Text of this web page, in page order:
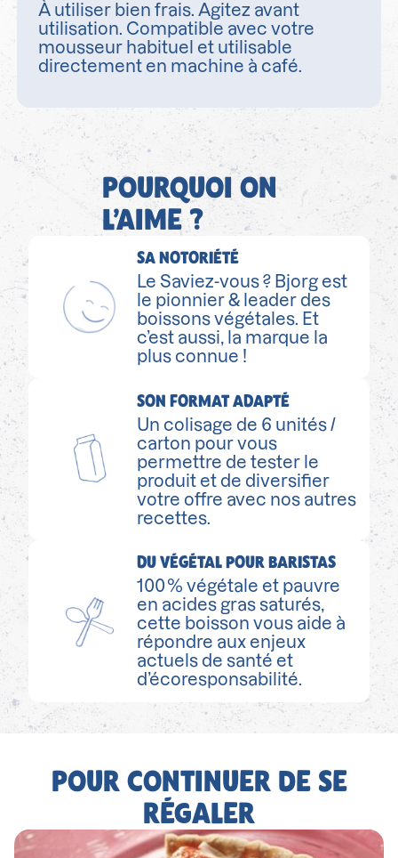
À utiliser bien frais. Agitez avant
utilisation. Compatible avec votre
mousseur habituel et utilisable
directement en machine à café.
POURQUOI ON
L’AIME ?
SA NOTORIÉTÉ
Le Saviez-vous ? Bjorg est
le pionnier & leader des
boissons végétales. Et
c’est aussi, la marque la
plus connue !
SON FORMAT ADAPTÉ
Un colisage de 6 unités /
carton pour vous
permettre de tester le
produit et de diversifier
votre offre avec nos autres
recettes.
DU VÉGÉTAL POUR BARISTAS
100 % végétale et pauvre
en acides gras saturés,
cette boisson vous aide à
répondre aux enjeux
actuels de santé et
d’écoresponsabilité.
POUR CONTINUER DE SE
RÉGALER